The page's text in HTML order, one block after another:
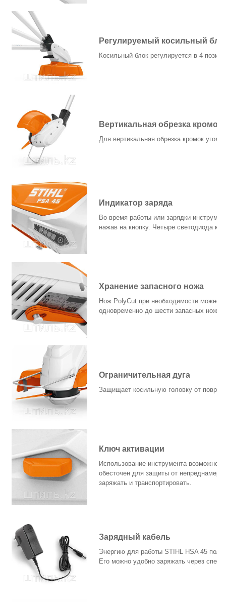
Регулируемый косильный
Косильный блок регулируется в 4
Вертикальная обрезка кромок
Для вертикальная обрезка кромок угол
Индикатор заряда
Во время работы или зарядки
нажав на кнопку. Четыре светодиода
Хранение запасного ножа
Нож PolyCut при необходимости можно
одновременно до шести запасных ножей.
Ограничительная дуга
Защищает косильную головку от
Ключ активации
Использование инструмента возможно
обесточен для защиты от
заряжать и транспортировать.
Зарядный кабель
Энергию для работы STIHL HSA 45
Его можно удобно заряжать через